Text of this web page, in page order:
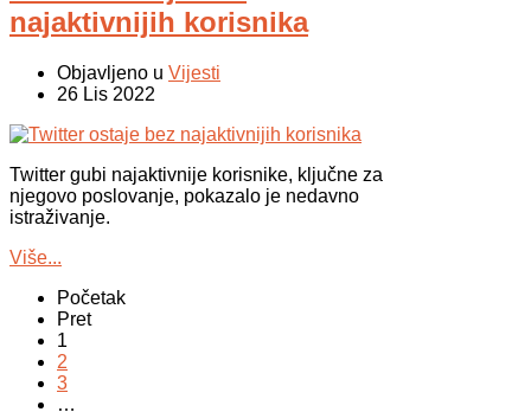
najaktivnijih korisnika
Objavljeno u Vijesti
26 Lis 2022
Twitter gubi najaktivnije korisnike, ključne za
njegovo poslovanje, pokazalo je nedavno
istraživanje.
Više...
Početak
Pret
1
2
3
…